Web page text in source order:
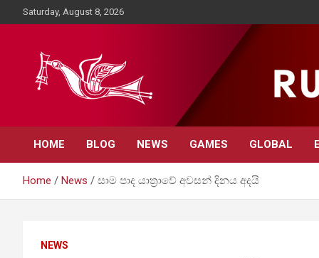
to
Saturday, August 8, 2026
Rupavahini News
HOME BLOG NEWS GAMES GLOBAL
Home News සාම පාද යාත්‍රාවේ අවසන් දිනය අදයි
NEWS